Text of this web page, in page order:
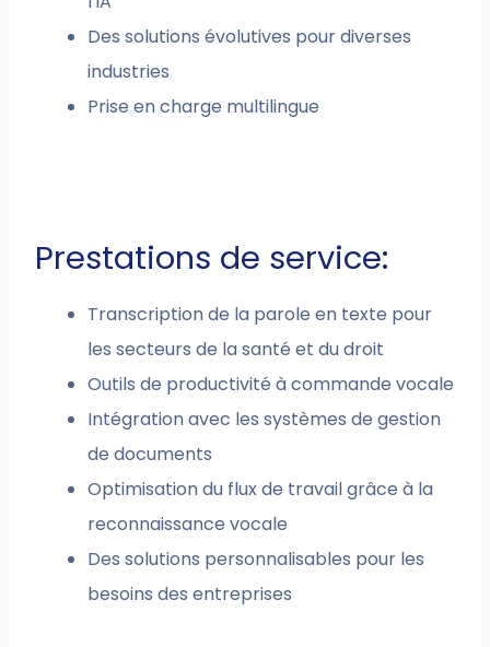
Des solutions évolutives pour diverses
industries
Prise en charge multilingue
Prestations de service:
Transcription de la parole en texte pour
les secteurs de la santé et du droit
Outils de productivité à commande vocale
Intégration avec les systèmes de gestion
de documents
Optimisation du flux de travail grâce à la
reconnaissance vocale
Des solutions personnalisables pour les
besoins des entreprises